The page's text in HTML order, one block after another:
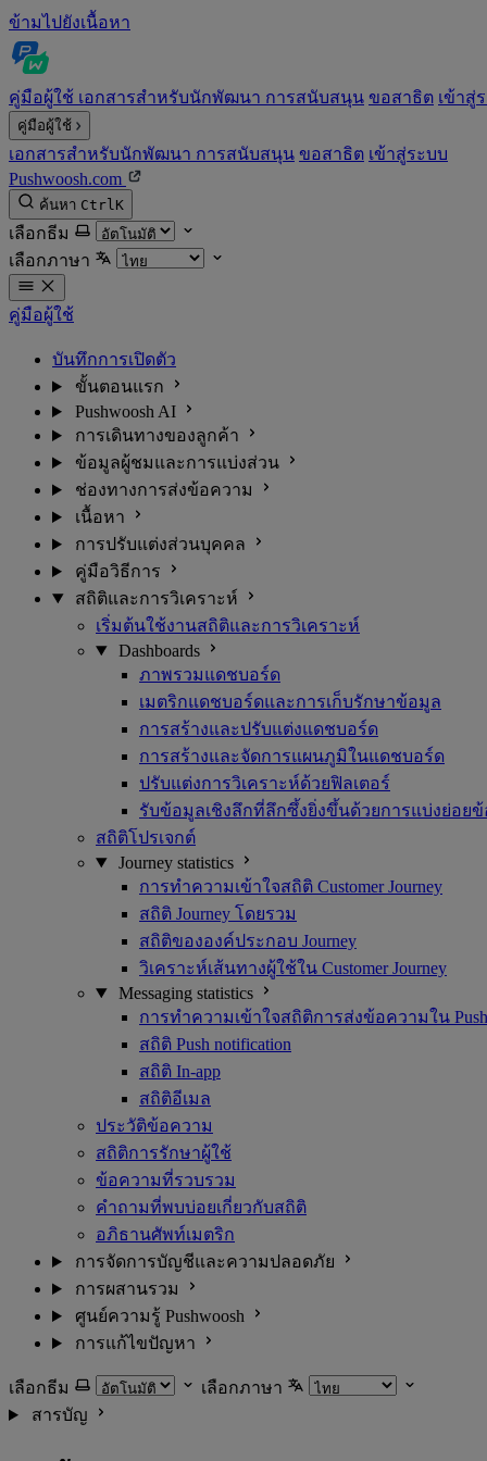
ข้ามไปยังเนื้อหา
คู่มือผู้ใช้ เอกสารสำหรับนักพัฒนา การสนับสนุน ขอสาธิต เข้าสู่
คู่มือผู้ใช้
เอกสารสำหรับนักพัฒนา การสนับสนุน ขอสาธิต เข้าสู่ระบบ
Pushwoosh.com
ค้นหา CtrlK
เลือกธีม
เลือกภาษา
คู่มือผู้ใช้
บันทึกการเปิดตัว
ขั้นตอนแรก
Pushwoosh AI
การเดินทางของลูกค้า
ข้อมูลผู้ชมและการแบ่งส่วน
ช่องทางการส่งข้อความ
เนื้อหา
การปรับแต่งส่วนบุคคล
คู่มือวิธีการ
สถิติและการวิเคราะห์
เริ่มต้นใช้งานสถิติและการวิเคราะห์
Dashboards
ภาพรวมแดชบอร์ด
เมตริกแดชบอร์ดและการเก็บรักษาข้อมูล
การสร้างและปรับแต่งแดชบอร์ด
การสร้างและจัดการแผนภูมิในแดชบอร์ด
ปรับแต่งการวิเคราะห์ด้วยฟิลเตอร์
รับข้อมูลเชิงลึกที่ลึกซึ้งยิ่งขึ้นด้วยการแบ่งย่อย
สถิติโปรเจกต์
Journey statistics
การทำความเข้าใจสถิติ Customer Journey
สถิติ Journey โดยรวม
สถิติขององค์ประกอบ Journey
วิเคราะห์เส้นทางผู้ใช้ใน Customer Journey
Messaging statistics
การทำความเข้าใจสถิติการส่งข้อความใน
สถิติ Push notification
สถิติ In-app
สถิติอีเมล
ประวัติข้อความ
สถิติการรักษาผู้ใช้
ข้อความที่รวบรวม
คำถามที่พบบ่อยเกี่ยวกับสถิติ
อภิธานศัพท์เมตริก
การจัดการบัญชีและความปลอดภัย
การผสานรวม
ศูนย์ความรู้ Pushwoosh
การแก้ไขปัญหา
เลือกธีม
เลือกภาษา
สารบัญ